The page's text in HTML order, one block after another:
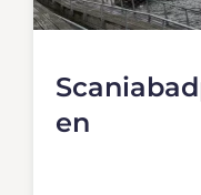
en